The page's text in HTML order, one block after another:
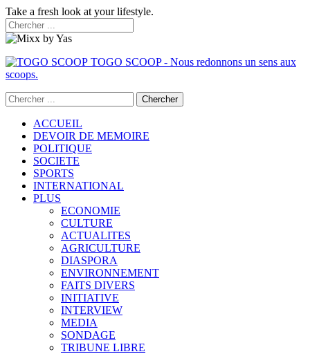
Take a fresh look at your lifestyle.
TOGO SCOOP - Nous redonnons un sens aux
scoops.
ACCUEIL
DEVOIR DE MEMOIRE
POLITIQUE
SOCIETE
SPORTS
INTERNATIONAL
PLUS
ECONOMIE
CULTURE
ACTUALITES
AGRICULTURE
DIASPORA
ENVIRONNEMENT
FAITS DIVERS
INITIATIVE
INTERVIEW
MEDIA
SONDAGE
TRIBUNE LIBRE